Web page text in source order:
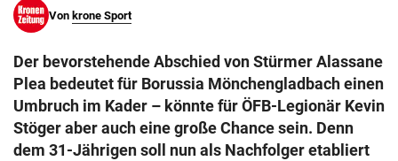
Von krone Sport
Der bevorstehende Abschied von Stürmer Alassane
Plea bedeutet für Borussia Mönchengladbach einen
Umbruch im Kader – könnte für ÖFB-Legionär Kevin
Stöger aber auch eine große Chance sein. Denn
dem 31-Jährigen soll nun als Nachfolger etabliert